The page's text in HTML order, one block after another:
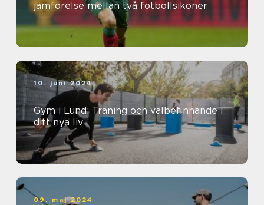
jämförelse mellan två fotbollsikoner
10. juni 2024
Gym i Lund: Träning och välbefinnande i
ditt nya liv
09. maj 2024